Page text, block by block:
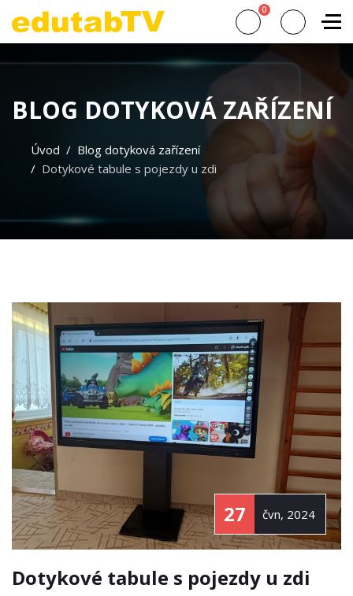
0
BLOG DOTYKOVÁ ZAŘÍZENÍ
Úvod
Blog dotyková zařízení
Dotykové tabule s pojezdy u zdi
27 čvn, 2024
Dotykové tabule s pojezdy u zdi